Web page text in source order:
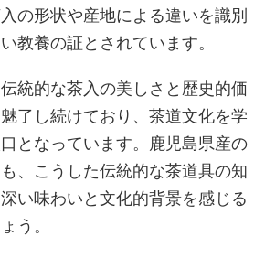
の形状や産地による違いを識別
教養の証とされています。
統的な茶入の美しさと歴史的価
了し続けており、茶道文化を学
となっています。鹿児島県産の
、こうした伝統的な茶道具の知
い味わいと文化的背景を感じる
う。